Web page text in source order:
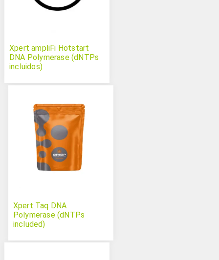
Xpert ampliFi Hotstart
DNA Polymerase (dNTPs
incluidos)
Xpert Taq DNA
Polymerase (dNTPs
included)